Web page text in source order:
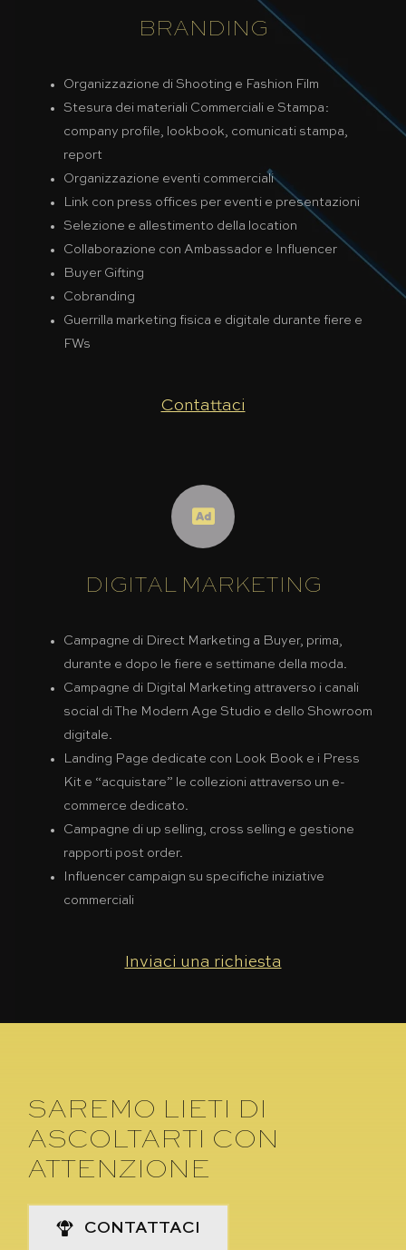
BRANDING
Organizzazione di Shooting e Fashion Film
Stesura dei materiali Commerciali e Stampa:
company profile, lookbook, comunicati stampa,
report
Organizzazione eventi commerciali
Link con press offices per eventi e presentazioni
Selezione e allestimento della location
Collaborazione con Ambassador e Influencer
Buyer Gifting
Cobranding
Guerrilla marketing fisica e digitale durante fiere e
FWs
Contattaci
DIGITAL MARKETING
Campagne di Direct Marketing a Buyer, prima,
durante e dopo le fiere e settimane della moda.
Campagne di Digital Marketing attraverso i canali
social di The Modern Age Studio e dello Showroom
digitale.
Landing Page dedicate con Look Book e i Press
Kit e “acquistare” le collezioni attraverso un e-
commerce dedicato.
Campagne di up selling, cross selling e gestione
rapporti post order.
Influencer campaign su specifiche iniziative
commerciali
Inviaci una richiesta
SAREMO LIETI DI
ASCOLTARTI CON
ATTENZIONE
CONTATTACI